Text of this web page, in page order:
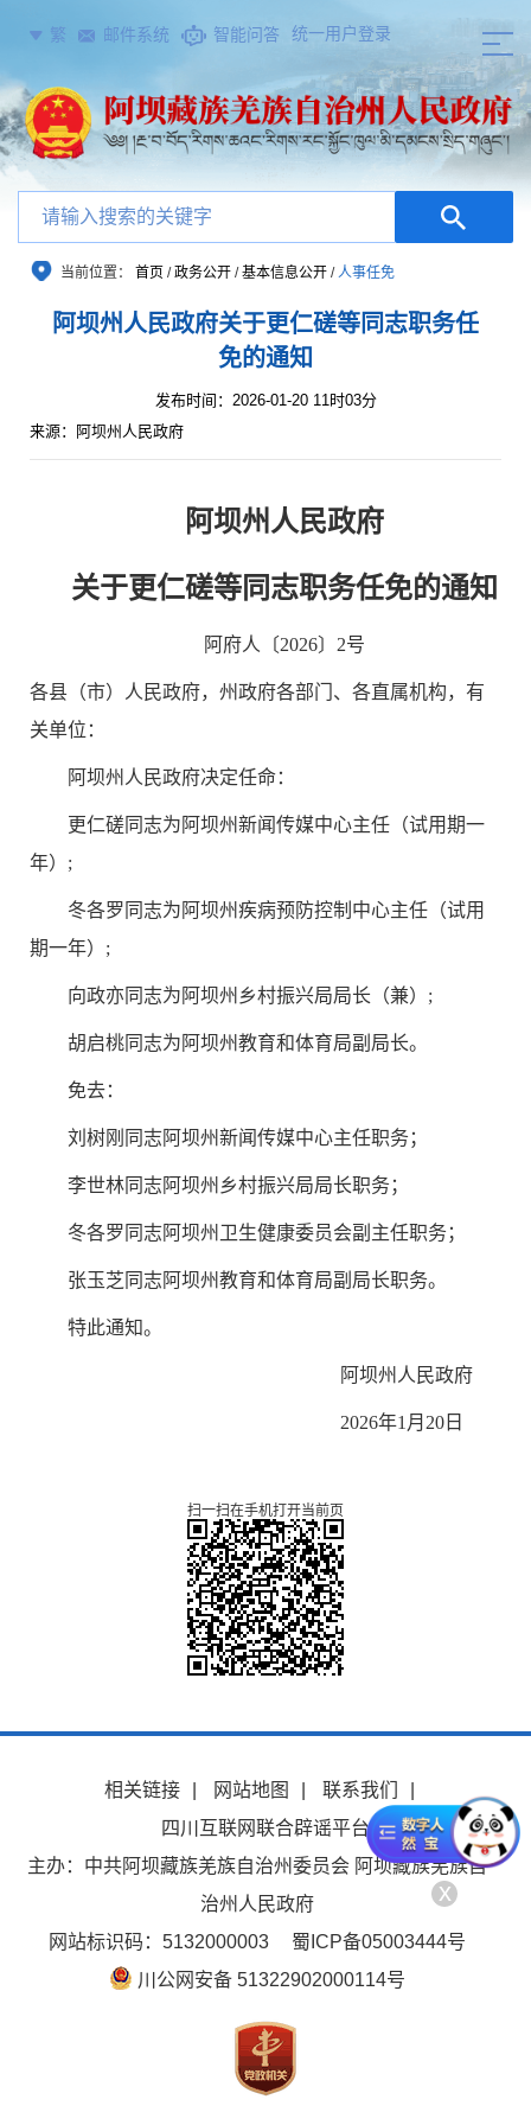
繁 邮件系统 智能问答 统一用户登录
当前位置： 首页 /政务公开 /基本信息公开 /人事任免
阿坝州人民政府关于更仁磋等同志职务任
免的通知
发布时间：2026-01-20 11时03分
来源：阿坝州人民政府
阿坝州人民政府
关于更仁磋等同志职务任免的通知
阿府人〔2026〕2号
各县（市）人民政府，州政府各部门、各直属机构，有
关单位：
阿坝州人民政府决定任命：
更仁磋同志为阿坝州新闻传媒中心主任（试用期一
年）;
冬各罗同志为阿坝州疾病预防控制中心主任（试用
期一年）;
向政亦同志为阿坝州乡村振兴局局长（兼）;
胡启桃同志为阿坝州教育和体育局副局长。
免去：
刘树刚同志阿坝州新闻传媒中心主任职务；
李世林同志阿坝州乡村振兴局局长职务；
冬各罗同志阿坝州卫生健康委员会副主任职务；
张玉芝同志阿坝州教育和体育局副局长职务。
特此通知。
阿坝州人民政府
2026年1月20日
扫一扫在手机打开当前页
相关链接 网站地图 联系我们
四川互联网联合辟谣平台
主办：中共阿坝藏族羌族自治州委员会 阿坝藏族羌族自
治州人民政府
网站标识码：5132000003
蜀ICP备05003444号
川公网安备 51322902000114号
x